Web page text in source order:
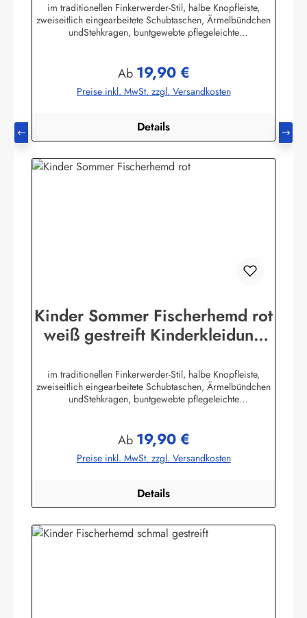
im traditionellen Finkerwerder-Stil, halbe Knopfleiste,
zweiseitlich eingearbeitete Schubtaschen, Ärmelbündchen
undStehkragen, buntgewebte pflegeleichte
GmbHHeglitzer Str. 1226409 Wittmundinfo@modas-
bekleidung.de
Regulärer Preis:
Ab 19,90 €
Preise inkl. MwSt. zzgl. Versandkosten
Details
Kinder Sommer Fischerhemd rot
weiß gestreift Kinderkleidung
im traditionellen Finkerwerder-Stil, halbe Knopfleiste,
zweiseitlich eingearbeitete Schubtaschen, Ärmelbündchen
undStehkragen, buntgewebte pflegeleichte
GmbHHeglitzer Str. 1226409 Wittmundinfo@modas-
bekleidung.de
Regulärer Preis:
Ab 19,90 €
Preise inkl. MwSt. zzgl. Versandkosten
Details